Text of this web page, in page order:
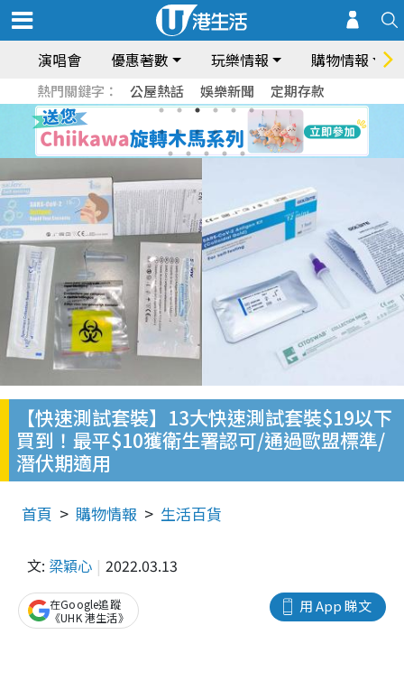
演唱會 優惠著數 玩樂情報 購物情報
熱門關鍵字： 公屋熱話 娛樂新聞 定期存款
【快速測試套裝】13大快速測試套裝$19以下
買到！最平$10獲衛生署認可/通過歐盟標準/
潛伏期適用
首頁 購物情報 生活百貨
文: 梁穎心 2022.03.13
用 App 睇文
在Google追蹤
《UHK 港生活》